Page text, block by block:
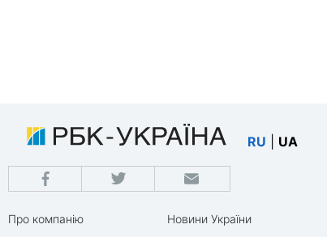
RU UA
Про компанію
Новини України